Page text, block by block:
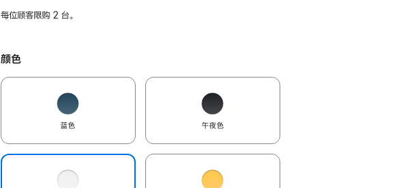
每位顾客限购 2 台。
颜色
蓝色 午夜色